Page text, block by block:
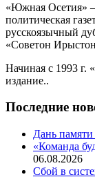
«Южная Осетия»
политическая
русскоязычный
«Советон
Начиная с 1993 г.
издание..
Последние
Дань
«Команда
06.08.2026
Сбой в